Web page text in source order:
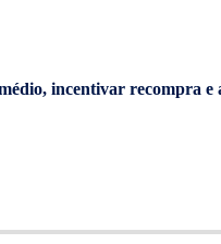
incentivar recompra e